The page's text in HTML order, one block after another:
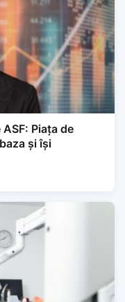
de
și își